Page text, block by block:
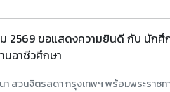
2569 ขอแสดงความยินดี กับ นักศึ
นอาชีวศึกษา
สวนจิตรลดา กรุงเทพฯ พร้อมพระราชท